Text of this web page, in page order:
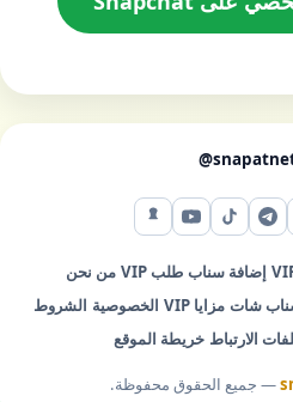
تيليجرامتيك توكيوتيوبسناب شات
إضافة سناب طلب VIP
من نحن
شات مزايا VIP الخصوصية الشروط
الارتباط خريطة الموقع
— جميع الحقوق محفوظة.